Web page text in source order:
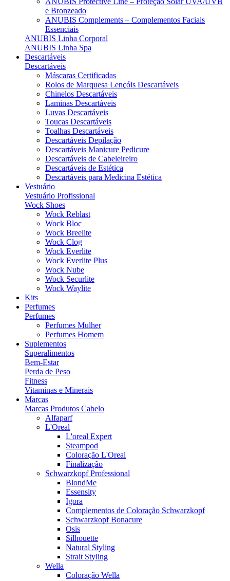
e Bronzeado
ANUBIS Complements – Complementos Faciais
Essenciais
ANUBIS Linha Corporal
ANUBIS Linha Spa
Descartáveis
Descartáveis
Máscaras Certificadas
Rolos de Marquesa Lençóis Descartáveis
Chinelos Descartáveis
Laminas Descartáveis
Luvas Descartáveis
Toucas Descartáveis
Toalhas Descartáveis
Descartáveis Depilação
Descartáveis Manicure Pedicure
Descartáveis de Cabeleireiro
Descartáveis de Estética
Descartáveis para Medicina Estética
Vestuário
Vestuário Profissional
Wock Shoes
Wock Reblast
Wock Bloc
Wock Breelite
Wock Clog
Wock Everlite
Wock Everlite Plus
Wock Nube
Wock Securlite
Wock Waylite
Kits
Perfumes
Perfumes
Perfumes Mulher
Perfumes Homem
Suplementos
Superalimentos
Bem-Estar
Perda de Peso
Fitness
Vitaminas e Minerais
Marcas
Marcas Produtos Cabelo
Alfaparf
L'Oreal
L'oreal Expert
Steampod
Coloração L'Oreal
Finalização
Schwarzkopf Professional
BlondMe
Essensity
Igora
Complementos de Coloração Schwarzkopf
Schwarzkopf Bonacure
Osis
Silhouette
Natural Styling
Strait Styling
Wella
Coloração Wella